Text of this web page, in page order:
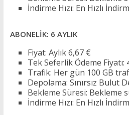
İndirme Hızı: En Hızlı
ABONELİK: 6 AYLIK
Fiyat: Aylık 6,67 €
Tek Seferlik Ödeme Fiyatı:
Trafik: Her gün 100 GB
Depolama: Sınırsız Bulut
Bekleme Süresi: Bekleme
İndirme Hızı: En Hızlı